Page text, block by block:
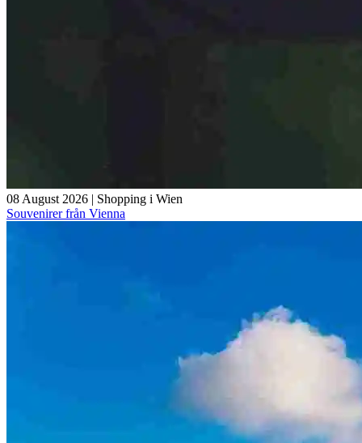
08 August 2026 | Shopping i Wien
Souvenirer från Vienna